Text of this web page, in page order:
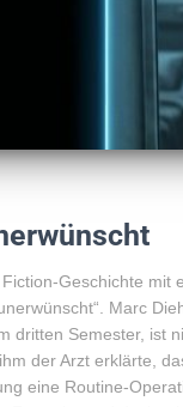
Geschichte mit
Marc
dritten Semester, ist
der Arzt erklärte,
eine Routine-